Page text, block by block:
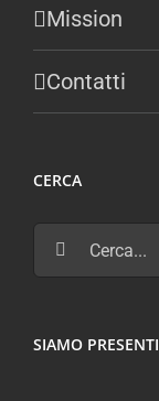
Mission
Contatti
CERCA
Cerca
per:
SIAMO